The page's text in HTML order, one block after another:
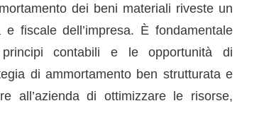
dei beni materiali riveste un
fiscale dell’impresa. È fondamentale
contabili e le opportunità di
di ammortamento ben strutturata e
all’azienda di ottimizzare le risorse,